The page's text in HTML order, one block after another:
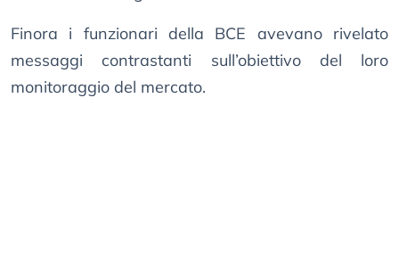
Finora i funzionari della BCE avevano rivelato
messaggi contrastanti sull’obiettivo del loro
monitoraggio del mercato.